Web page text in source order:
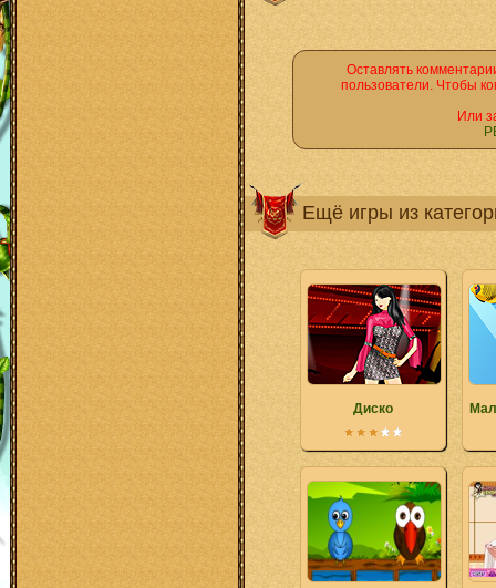
Оставлять
пользователи. Чтобы
Или
Ещё игры из
Диско